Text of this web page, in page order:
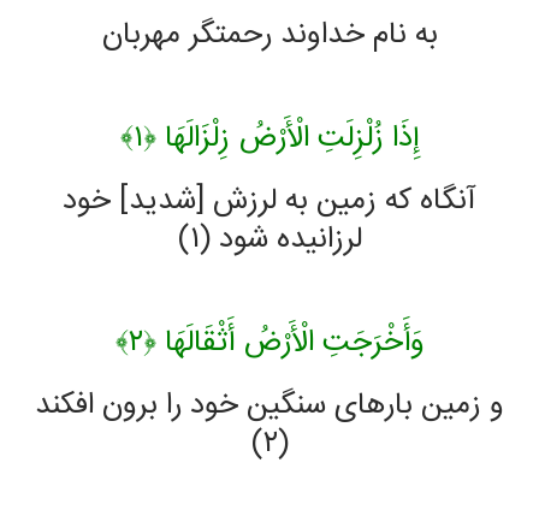
به نام خداوند رحمتگر مهربان
إِذَا زُلْزِلَتِ الْأَرْضُ زِلْزَالَهَا ﴿۱﴾
آنگاه كه زمين به لرزش [شديد] خود
لرزانيده شود (۱)
وَأَخْرَجَتِ الْأَرْضُ أَثْقَالَهَا ﴿۲﴾
و زمين بارهاى سنگين خود را برون افكند
(۲)